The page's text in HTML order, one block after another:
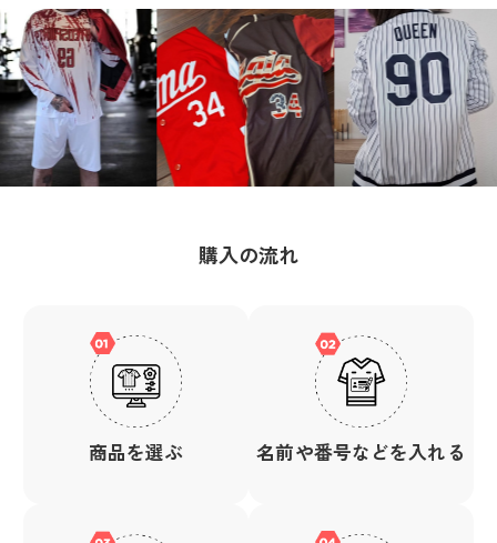
購入の流れ
商品を選ぶ 名前や番号などを入れる